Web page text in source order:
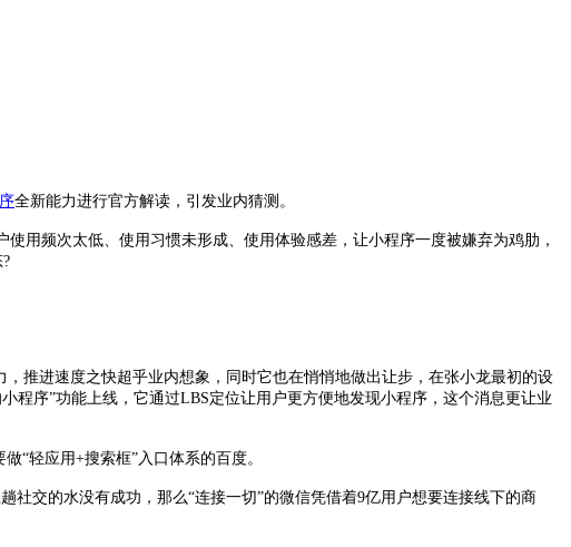
全新能力进行官方解读，引发业内猜测。
用频次太低、使用习惯未形成、使用体验感差，让小程序一度被嫌弃为鸡肋，
推进速度之快超乎业内想象，同时它也在悄悄地做出让步，在张小龙最初的设
程序”功能上线，它通过LBS定位让用户更方便地发现小程序，这个消息更让业
“轻应用+搜索框”入口体系的百度。
交的水没有成功，那么“连接一切”的微信凭借着9亿用户想要连接线下的商